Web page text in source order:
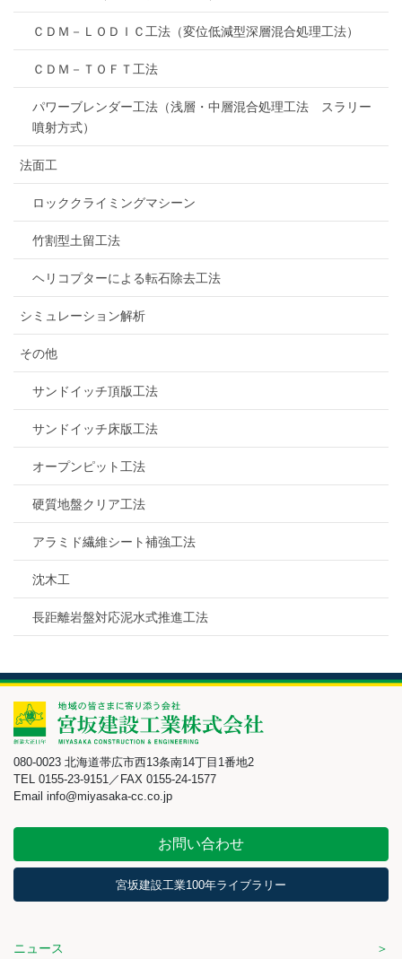
ＣＤＭ－ＬＯＤＩＣ工法（変位低減型深層混合処理工法）
ＣＤＭ－ＴＯＦＴ工法
パワーブレンダー工法（浅層・中層混合処理工法 スラリー
噴射方式）
法面工
ロッククライミングマシーン
竹割型土留工法
ヘリコプターによる転石除去工法
シミュレーション解析
その他
サンドイッチ頂版工法
サンドイッチ床版工法
オープンピット工法
硬質地盤クリア工法
アラミド繊維シート補強工法
沈木工
長距離岩盤対応泥水式推進工法
080-0023 北海道帯広市西13条南14丁目1番地2
TEL 0155-23-9151／FAX 0155-24-1577
Email info@miyasaka-cc.co.jp
お問い合わせ
宮坂建設工業100年ライブラリー
ニュース